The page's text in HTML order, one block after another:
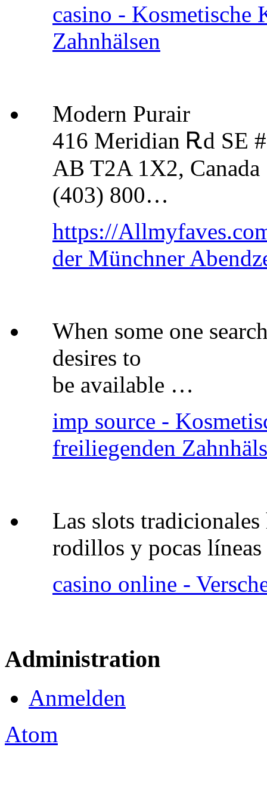
casino - Kosmetische
Zahnhälsen
Modern Purair
416 Meridian Ꭱd SE
AB T2A 1X2, Canada
(403) 800…
https://
der Münchner
When some one
desires to
be available …
imp source -
freiliegenden
Las slots
rodillos y pocas
casino online -
Administration
Anmelden
Atom